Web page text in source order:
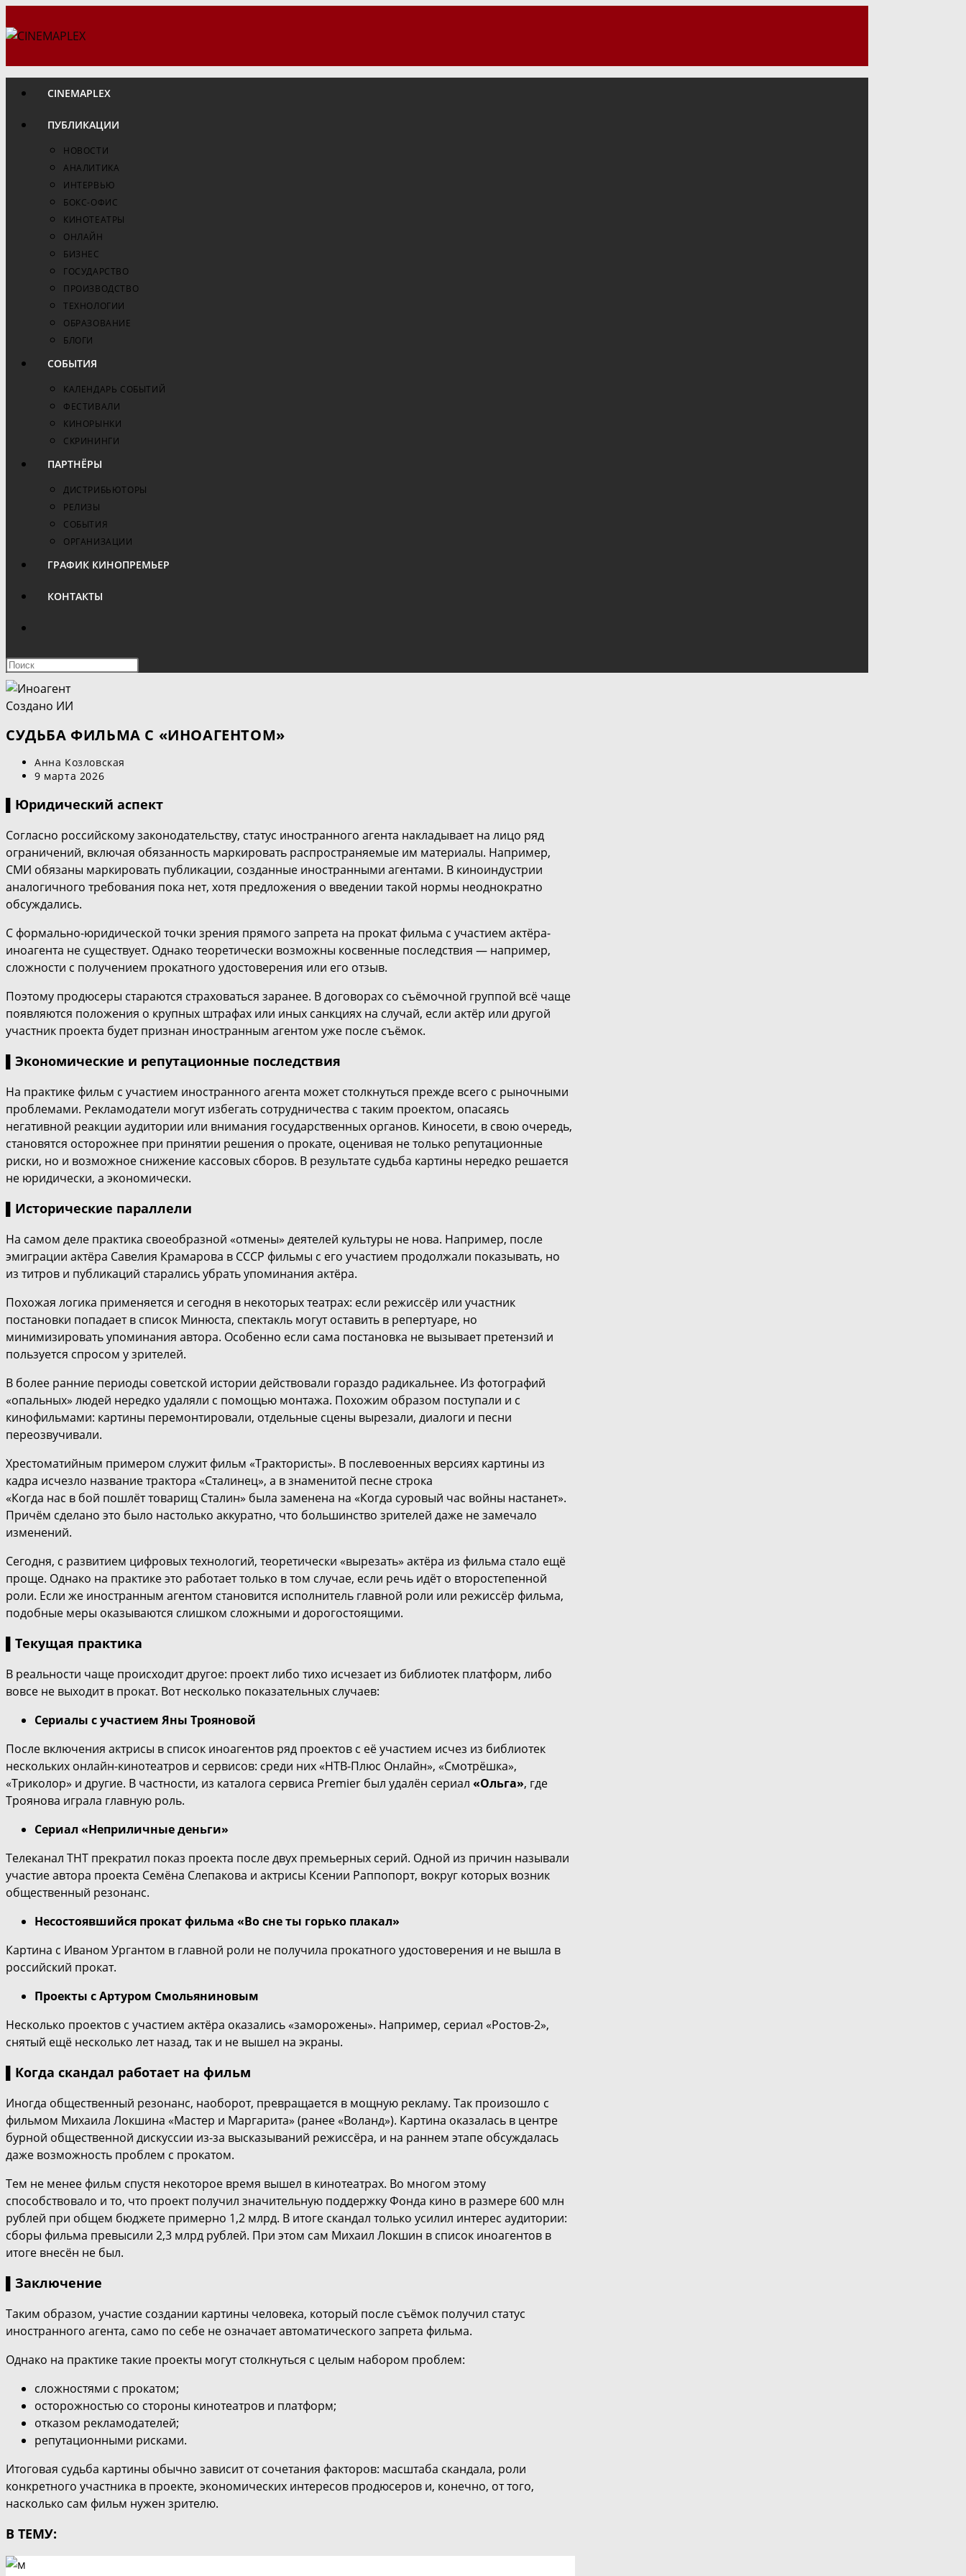
к
CINEMAPLEX
ПУБЛИКАЦИИ
НОВОСТИ
АНАЛИТИКА
ИНТЕРВЬЮ
БОКС-ОФИС
КИНОТЕАТРЫ
ОНЛАЙН
БИЗНЕС
ГОСУДАРСТВО
ПРОИЗВОДСТВО
ТЕХНОЛОГИИ
ОБРАЗОВАНИЕ
БЛОГИ
СОБЫТИЯ
КАЛЕНДАРЬ СОБЫТИЙ
ФЕСТИВАЛИ
КИНОРЫНКИ
СКРИНИНГИ
ПАРТНЁРЫ
ДИСТРИБЬЮТОРЫ
РЕЛИЗЫ
СОБЫТИЯ
ОРГАНИЗАЦИИ
ГРАФИК КИНОПРЕМЬЕР
КОНТАКТЫ
ПОИСК
ПО
Нажмите
закрыть
Создано ИИ
СУДЬБА ФИЛЬМА С «ИНОАГЕНТОМ»
Автор
записи:
Анна Козловская
Запись
9 марта 2026
▌Юридический аспект
Согласно российскому законодательству, статус иностранного агента накладывает на лицо ряд
ограничений, включая обязанность маркировать распространяемые им материалы. Например,
СМИ обязаны маркировать публикации, созданные иностранными агентами. В киноиндустрии
аналогичного требования пока нет, хотя предложения о введении такой нормы неоднократно
обсуждались.
С формально-юридической точки зрения прямого запрета на прокат фильма с участием актёра-
иноагента не существует. Однако теоретически возможны косвенные последствия — например,
сложности с получением прокатного удостоверения или его отзыв.
Поэтому продюсеры стараются страховаться заранее. В договорах со съёмочной группой всё чаще
появляются положения о крупных штрафах или иных санкциях на случай, если актёр или другой
участник проекта будет признан иностранным агентом уже после съёмок.
▌Экономические и репутационные последствия
На практике фильм с участием иностранного агента может столкнуться прежде всего с рыночными
проблемами. Рекламодатели могут избегать сотрудничества с таким проектом, опасаясь
негативной реакции аудитории или внимания государственных органов. Киносети, в свою очередь,
становятся осторожнее при принятии решения о прокате, оценивая не только репутационные
риски, но и возможное снижение кассовых сборов. В результате судьба картины нередко решается
не юридически, а экономически.
▌Исторические параллели
На самом деле практика своеобразной «отмены» деятелей культуры не нова. Например, после
эмиграции актёра Савелия Крамарова в СССР фильмы с его участием продолжали показывать, но
из титров и публикаций старались убрать упоминания актёра.
Похожая логика применяется и сегодня в некоторых театрах: если режиссёр или участник
постановки попадает в список Минюста, спектакль могут оставить в репертуаре, но
минимизировать упоминания автора. Особенно если сама постановка не вызывает претензий и
пользуется спросом у зрителей.
В более ранние периоды советской истории действовали гораздо радикальнее. Из фотографий
«опальных» людей нередко удаляли с помощью монтажа. Похожим образом поступали и с
кинофильмами: картины перемонтировали, отдельные сцены вырезали, диалоги и песни
переозвучивали.
Хрестоматийным примером служит фильм «Трактористы». В послевоенных версиях картины из
кадра исчезло название трактора «Сталинец», а в знаменитой песне строка
«Когда нас в бой пошлёт товарищ Сталин» была заменена на «Когда суровый час войны настанет».
Причём сделано это было настолько аккуратно, что большинство зрителей даже не замечало
изменений.
Сегодня, с развитием цифровых технологий, теоретически «вырезать» актёра из фильма стало ещё
проще. Однако на практике это работает только в том случае, если речь идёт о второстепенной
роли. Если же иностранным агентом становится исполнитель главной роли или режиссёр фильма,
подобные меры оказываются слишком сложными и дорогостоящими.
▌Текущая практика
В реальности чаще происходит другое: проект либо тихо исчезает из библиотек платформ, либо
вовсе не выходит в прокат. Вот несколько показательных случаев:
Сериалы с участием Яны Трояновой
После включения актрисы в список иноагентов ряд проектов с её участием исчез из библиотек
нескольких онлайн-кинотеатров и сервисов: среди них «НТВ-Плюс Онлайн», «Смотрёшка»,
«Триколор» и другие. В частности, из каталога сервиса Premier был удалён сериал «Ольга», где
Троянова играла главную роль.
Сериал «Неприличные деньги»
Телеканал ТНТ прекратил показ проекта после двух премьерных серий. Одной из причин называли
участие автора проекта Семёна Слепакова и актрисы Ксении Раппопорт, вокруг которых возник
общественный резонанс.
Несостоявшийся прокат фильма «Во сне ты горько плакал»
Картина с Иваном Ургантом в главной роли не получила прокатного удостоверения и не вышла в
российский прокат.
Проекты с Артуром Смольяниновым
Несколько проектов с участием актёра оказались «заморожены». Например, сериал «Ростов-2»,
снятый ещё несколько лет назад, так и не вышел на экраны.
▌Когда скандал работает на фильм
Иногда общественный резонанс, наоборот, превращается в мощную рекламу. Так произошло с
фильмом Михаила Локшина «Мастер и Маргарита» (ранее «Воланд»). Картина оказалась в центре
бурной общественной дискуссии из-за высказываний режиссёра, и на раннем этапе обсуждалась
даже возможность проблем с прокатом.
Тем не менее фильм спустя некоторое время вышел в кинотеатрах. Во многом этому
способствовало и то, что проект получил значительную поддержку Фонда кино в размере 600 млн
рублей при общем бюджете примерно 1,2 млрд. В итоге скандал только усилил интерес аудитории:
сборы фильма превысили 2,3 млрд рублей. При этом сам Михаил Локшин в список иноагентов в
итоге внесён не был.
▌Заключение
Таким образом, участие создании картины человека, который после съёмок получил статус
иностранного агента, само по себе не означает автоматического запрета фильма.
Однако на практике такие проекты могут столкнуться с целым набором проблем:
сложностями с прокатом;
осторожностью со стороны кинотеатров и платформ;
отказом рекламодателей;
репутационными рисками.
Итоговая судьба картины обычно зависит от сочетания факторов: масштаба скандала, роли
конкретного участника в проекте, экономических интересов продюсеров и, конечно, от того,
насколько сам фильм нужен зрителю.
В ТЕМУ: